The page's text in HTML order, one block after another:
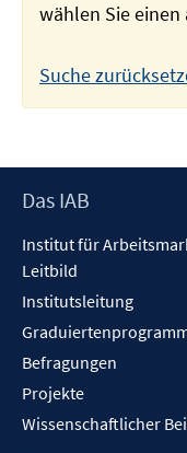
wählen Sie
Suche
Footer
Das IAB
Institut für
Leitbild
Institutsleitung
Befragungen
Projekte
Wissenschaftlicher